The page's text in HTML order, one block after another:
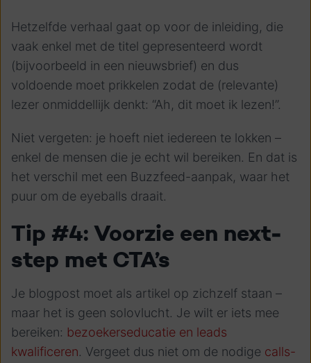
Hetzelfde verhaal gaat op voor de inleiding, die
vaak enkel met de titel gepresenteerd wordt
(bijvoorbeeld in een nieuwsbrief) en dus
voldoende moet prikkelen zodat de (relevante)
lezer onmiddellijk denkt: “Ah, dit moet ik lezen!”.
Niet vergeten: je hoeft niet iedereen te lokken –
enkel de mensen die je echt wil bereiken. En dat is
het verschil met een Buzzfeed-aanpak, waar het
puur om de eyeballs draait.
Tip #4: Voorzie een next-
step met CTA’s
Je blogpost moet als artikel op zichzelf staan –
maar het is geen solovlucht. Je wilt er iets mee
bereiken: bezoekerseducatie en leads
kwalificeren. Vergeet dus niet om de nodige calls-